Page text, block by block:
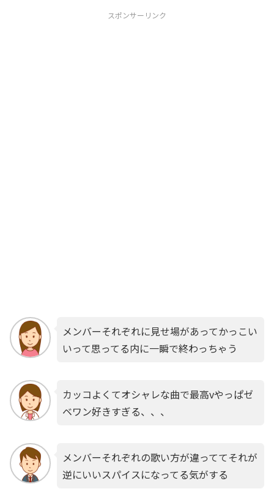
スポンサーリンク
メンバーそれぞれに見せ場があってかっこい
いって思ってる内に一瞬で終わっちゃう
カッコよくてオシャレな曲で最高vやっぱゼ
ベワン好きすぎる、、、
メンバーそれぞれの歌い方が違っててそれが
逆にいいスパイスになってる気がする